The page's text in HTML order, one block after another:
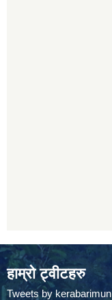
हाम्रो ट्वीटहरु
Tweets by kerabarimun